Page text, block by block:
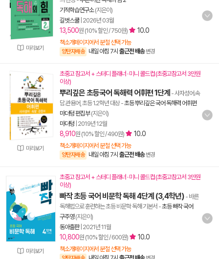
미리보기
기적학습연구소(지은이)
길벗스쿨| 2026년 03월
13,500원 (10% 할인 / 750원) 10.0
책소개페이지에서 분철 선택 가능
양탄자배송 내일 아침 7시 출근전 배송 변경
미리보기
초중고 참고서 + 스터디 플래너 · 미니 콜드컵 (초중고참고서 3만원
이상)
뿌리깊은 초등국어 독해력 어휘편 1단계 - 사자성어.속
담.관용어, 초등 1.2학년 대상-초등 뿌리깊은 국어 독해력 어휘편
마더텅 편집부(지은이)
마더텅 2019년 12월
8,910원 (10% 할인 / 490원) 10.0
책소개페이지에서 분철 선택 가능
양탄자배송 내일 아침 7시 출근전 배송 변경
미리보기
초중고 참고서 + 스터디 플래너 · 미니 콜드컵 (초중고참고서 3만원
이상)
빠작 초등 국어 비문학 독해 4단계 (3,4학년) - 바른
독해법으로 훈련하는 초등 비문학 독해 기본서 -초등 빠작 국어
구주영(지은이)
동아출판| 2021년 11월
10,800원 (10% 할인 / 600원) 10.0
책소개페이지에서 분철 선택 가능